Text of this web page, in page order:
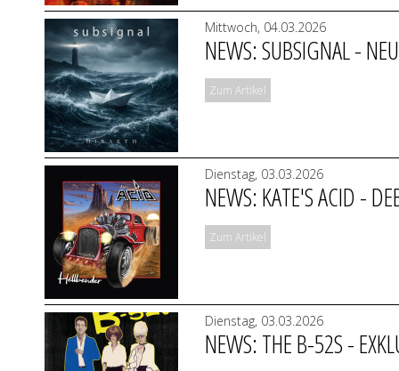
Mittwoch, 04.03.2026
NEWS: SUBSIGNAL -
Zum Artikel
Dienstag, 03.03.2026
NEWS: KATE'S ACID -
Zum Artikel
Dienstag, 03.03.2026
NEWS: THE B-52S -